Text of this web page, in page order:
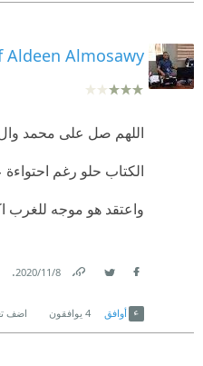
Aldeen Almosawy
اللهم صل على محمد
الكتاب حلو رغم
واعتقد هو موجه للغرب
8‏/11‏/2020
.
أوافق 4 يوافقون اضف